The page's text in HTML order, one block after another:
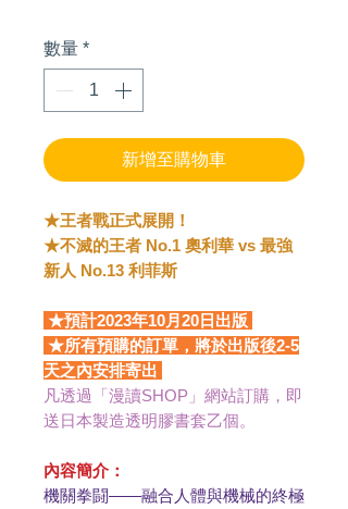
數量 *
新增至購物車
★王者戰正式展開！
★不滅的王者 No.1 奧利華 vs 最強
新人 No.13 利菲斯
★預計2023年10月20日出版
★所有預購的訂單，將於出版後2-5
天之內安排寄出
凡透過「漫讀SHOP」網站訂購，即
送日本製造透明膠書套乙個。
內容簡介：
機關拳闘――融合人體與機械的終極